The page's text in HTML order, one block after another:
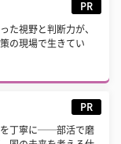
PR
た視野と判断力が、
の現場で生きてい
PR
を丁寧に──部活で磨